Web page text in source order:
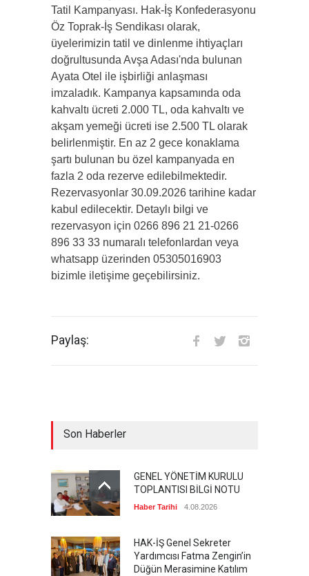
Tatil Kampanyası. Hak-İş Konfederasyonu
Öz Toprak-İş Sendikası olarak,
üyelerimizin tatil ve dinlenme ihtiyaçları
doğrultusunda Avşa Adası'nda bulunan
Ayata Otel ile işbirliği anlaşması
imzaladık. Kampanya kapsamında oda
kahvaltı ücreti 2.000 TL, oda kahvaltı ve
akşam yemeği ücreti ise 2.500 TL olarak
belirlenmiştir. En az 2 gece konaklama
şartı bulunan bu özel kampanyada en
fazla 2 oda rezerve edilebilmektedir.
Rezervasyonlar 30.09.2026 tarihine kadar
kabul edilecektir. Detaylı bilgi ve
rezervasyon için 0266 896 21 21-0266
896 33 33 numaralı telefonlardan veya
whatsapp üzerinden 05305016903
bizimle iletişime geçebilirsiniz.
Paylaş:
Son Haberler
GENEL YÖNETİM KURULU
TOPLANTISI BİLGİ NOTU
Haber Tarihi 4.08.2026
HAK-İŞ Genel Sekreter
Yardımcısı Fatma Zengin’in
Düğün Merasimine Katılım